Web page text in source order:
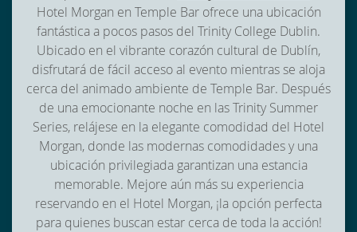
Hotel Morgan en Temple Bar ofrece una ubicación
fantástica a pocos pasos del Trinity College Dublin.
Ubicado en el vibrante corazón cultural de Dublín,
disfrutará de fácil acceso al evento mientras se aloja
cerca del animado ambiente de Temple Bar. Después
de una emocionante noche en las Trinity Summer
Series, relájese en la elegante comodidad del Hotel
Morgan, donde las modernas comodidades y una
ubicación privilegiada garantizan una estancia
memorable. Mejore aún más su experiencia
reservando en el Hotel Morgan, ¡la opción perfecta
para quienes buscan estar cerca de toda la acción!